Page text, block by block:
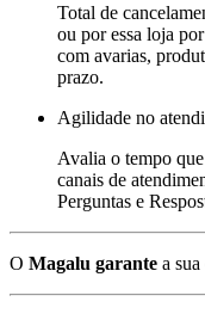
Total de
ou por essa loja
com avarias,
prazo.
Agilidade no
Avalia o tempo
canais de
Perguntas e
O Magalu garante a